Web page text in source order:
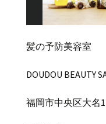
髪の予防美容室
DOUDOU BEAUTY
福岡市中央区大名